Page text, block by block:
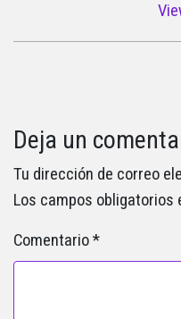
Deja un
Tu dirección de correo
Los campos obligatorios
Comentario*